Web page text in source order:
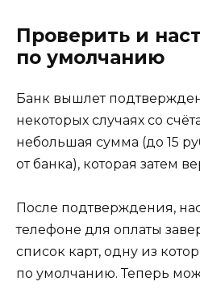
Проверить и
по умолчанию
Банк вышлет
некоторых случаях со
небольшая сумма (до 15
от банка), которая затем
После подтверждения,
телефоне для оплаты
список карт, одну из
по умолчанию. Теперь